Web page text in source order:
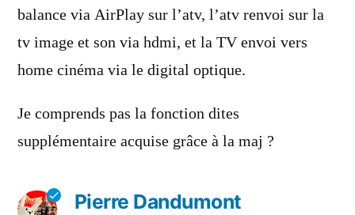
balance via AirPlay sur l’atv, l’atv renvoi sur la
tv image et son via hdmi, et la TV envoi vers
home cinéma via le digital optique.
Je comprends pas la fonction dites
supplémentaire acquise grâce à la maj ?
Pierre Dandumont